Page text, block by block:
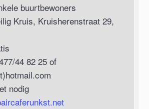
buurtbewoners
Kruis, Kruisherenstraat 29,
44 82 25 of
nodig